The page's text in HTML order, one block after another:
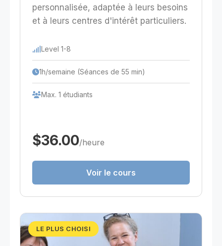
personnalisée, adaptée à leurs besoins
et à leurs centres d'intérêt particuliers.
Level 1-8
1h/semaine (Séances de 55 min)
Max. 1 étudiants
$36.00/heure
Voir le cours
LE PLUS CHOISI